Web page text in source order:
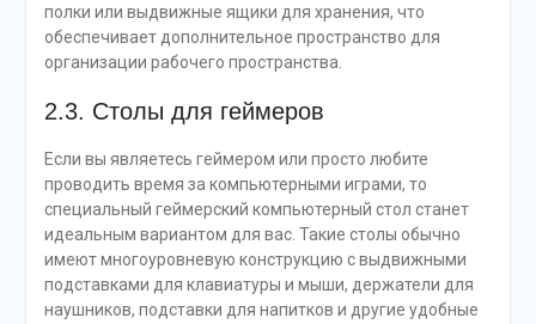
полки или выдвижные ящики для хранения, что
обеспечивает дополнительное пространство для
организации рабочего пространства.
2.3. Столы для геймеров
Если вы являетесь геймером или просто любите
проводить время за компьютерными играми, то
специальный геймерский компьютерный стол станет
идеальным вариантом для вас. Такие столы обычно
имеют многоуровневую конструкцию с выдвижными
подставками для клавиатуры и мыши, держатели для
наушников, подставки для напитков и другие удобные